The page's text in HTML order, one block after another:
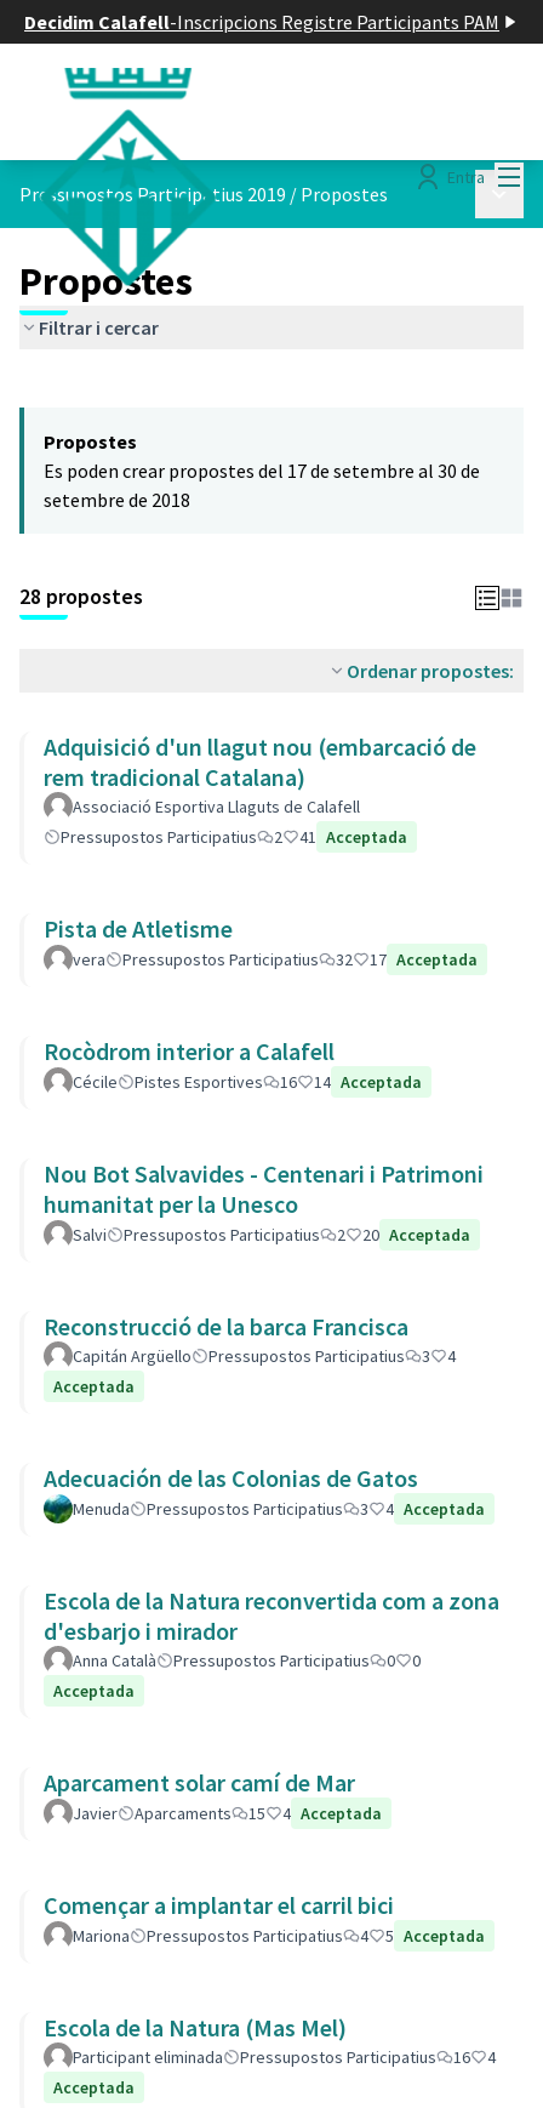
Decidim Calafell-Inscripcions Registre Participants PAM
Entra
Pressupostos Participatius 2019 / Propostes
Propostes
Filtrar i cercar
−
Propostes
Es poden crear propostes del 17 de setembre al 30 de
setembre de 2018
28 propostes
Ordenar propostes:
Adquisició d'un llagut nou (embarcació de
rem tradicional Catalana)
Associació Esportiva Llaguts de Calafell
Pressupostos Participatius
2 41 Acceptada
Pista de Atletisme
vera Pressupostos Participatius 32 17 Acceptada
Rocòdrom interior a Calafell
Cécile Pistes Esportives 16 14 Acceptada
Nou Bot Salvavides - Centenari i Patrimoni
humanitat per la Unesco
Salvi Pressupostos Participatius 2 20 Acceptada
Reconstrucció de la barca Francisca
Capitán Argüello Pressupostos Participatius 3
4
Acceptada
Adecuación de las Colonias de Gatos
Menuda Pressupostos Participatius 3 4 Acceptada
Escola de la Natura reconvertida com a zona
d'esbarjo i mirador
Anna Català Pressupostos Participatius 0
0
Acceptada
Aparcament solar camí de Mar
Javier Aparcaments 15 4 Acceptada
Començar a implantar el carril bici
Mariona Pressupostos Participatius 4 5 Acceptada
Escola de la Natura (Mas Mel)
Participant eliminada Pressupostos Participatius 16
4
Acceptada